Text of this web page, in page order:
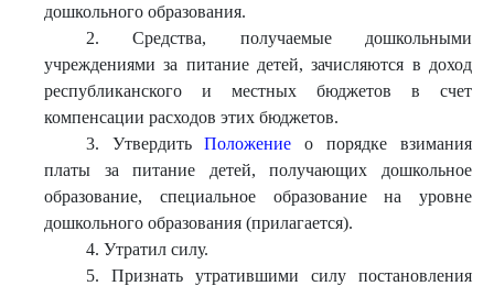
дошкольного образования.
2. Средства, получаемые дошкольными
учреждениями за питание детей, зачисляются в доход
республиканского и местных бюджетов в счет
компенсации расходов этих бюджетов.
3. УтвердитьПоложение о порядке взимания
платы за питание детей, получающих дошкольное
образование, специальное образование на уровне
дошкольного образования (прилагается).
4. Утратил силу.
5. Признать утратившими силу постановления